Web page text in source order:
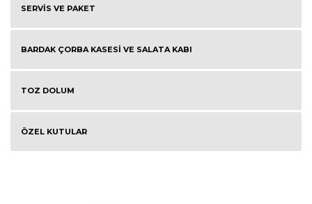
SERVİS VE PAKET
BARDAK ÇORBA KASESİ VE SALATA KABI
TOZ DOLUM
ÖZEL KUTULAR